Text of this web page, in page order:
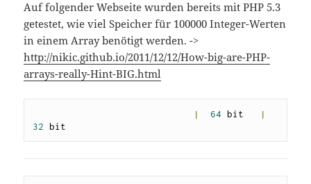
Auf folgender Webseite wurden bereits mit PHP 5.3
getestet, wie viel Speicher für 100000 Integer-Werten
in einem Array benötigt werden. ->
http://nikic.github.io/2011/12/12/How-big-are-PHP-
arrays-really-Hint-BIG.html
| 64 bit
|
32 bit